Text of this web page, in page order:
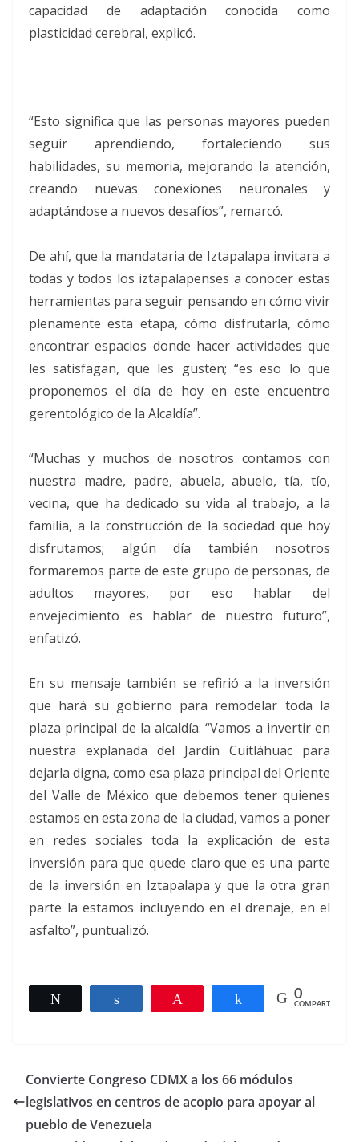
capacidad de adaptación conocida como
plasticidad cerebral, explicó.
“Esto significa que las personas mayores pueden
seguir aprendiendo, fortaleciendo sus
habilidades, su memoria, mejorando la atención,
creando nuevas conexiones neuronales y
adaptándose a nuevos desafíos”, remarcó.
De ahí, que la mandataria de Iztapalapa invitara a
todas y todos los iztapalapenses a conocer estas
herramientas para seguir pensando en cómo vivir
plenamente esta etapa, cómo disfrutarla, cómo
encontrar espacios donde hacer actividades que
les satisfagan, que les gusten; “es eso lo que
proponemos el día de hoy en este encuentro
gerentológico de la Alcaldía”.
“Muchas y muchos de nosotros contamos con
nuestra madre, padre, abuela, abuelo, tía, tío,
vecina, que ha dedicado su vida al trabajo, a la
familia, a la construcción de la sociedad que hoy
disfrutamos; algún día también nosotros
formaremos parte de este grupo de personas, de
adultos mayores, por eso hablar del
envejecimiento es hablar de nuestro futuro”,
enfatizó.
En su mensaje también se refirió a la inversión
que hará su gobierno para remodelar toda la
plaza principal de la alcaldía. “Vamos a invertir en
nuestra explanada del Jardín Cuitláhuac para
dejarla digna, como esa plaza principal del Oriente
del Valle de México que debemos tener quienes
estamos en esta zona de la ciudad, vamos a poner
en redes sociales toda la explicación de esta
inversión para que quede claro que es una parte
de la inversión en Iztapalapa y que la otra gran
parte la estamos incluyendo en el drenaje, en el
asfalto”, puntualizó.
Compartir Compartir
0
COMPARTIR
Convierte Congreso CDMX a los 66 módulos
legislativos en centros de acopio para apoyar al
pueblo de Venezuela